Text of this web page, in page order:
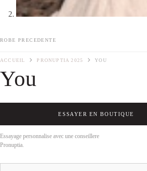
ROBE PRECEDENTE
ACCUEIL PRONUPTIA 2025 YOU
You
ESSAYER EN BOUTIQUE
Essayage personnalise avec une conseillere
Pronuptia.